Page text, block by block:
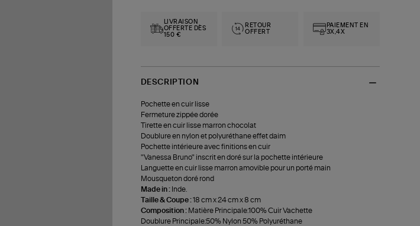
LIVRAISON
OFFERTE DÈS
150 €
RETOUR
OFFERT
PAIEMENT EN
3X,4X
DESCRIPTION
Pochette en cuir lisse
Fermeture zippée dorée
Tirette en cuir lisse marron chocolat
Doublure en nylon et polyuréthane effet daim
Pochette intérieure avec finitions en cuir
"Vanessa Bruno" inscrit en doré sur la pochette intérieure
Languette en cuir lisse marron amovible pour un porté main
Mousqueton doré rond
Made in : Inde.
Taille & Coupe :18 cm x 24 cm x 8 cm
Composition : Matière Principale:100% Cuir Vachette
Doublure Principale:50% Nylon 50% Polyuréthane